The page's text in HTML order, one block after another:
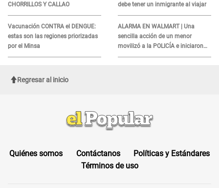
CHORRILLOS Y CALLAO
Vacunación CONTRA el DENGUE:
estas son las regiones priorizadas
por el Minsa
debe tener un inmigrante al viajar
ALARMA EN WALMART | Una
sencilla acción de un menor
movilizó a la POLICÍA e iniciaron
una investigación por lo hallado:
Regresar al inicio
Quiénes somos Contáctanos
Políticas y Estándares
Términos de uso